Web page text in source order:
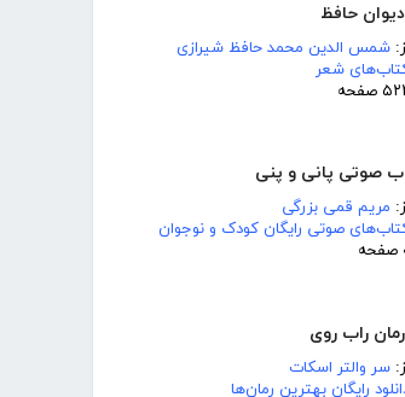
حافظ
شمس الدین محمد حافظ شیرازی
شعر
صفحه
صوتی پانی و پنی
مریم قمی بزرگی
صوتی رایگان کودک و نوجوان
راب روی
سر والتر اسکات
رایگان بهترین رمان‌ها